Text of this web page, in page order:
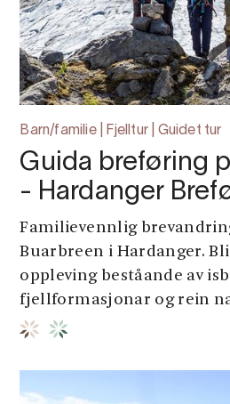
Barn/familie | Fjelltur | Guidet tur
Guida breføring
- Hardanger
Familievennlig
Buarbreen i Hardanger.
oppleving beståande av
fjellformasjonar og rein